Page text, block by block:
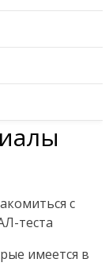
с
теста
имеется в